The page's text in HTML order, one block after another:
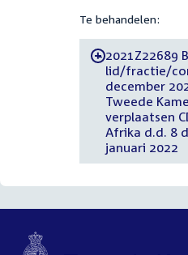
Te behandelen:
-2021Z22689
lid/fractie/
december
Tweede
verplaatsen
Afrika d.d. 8
januari 2022